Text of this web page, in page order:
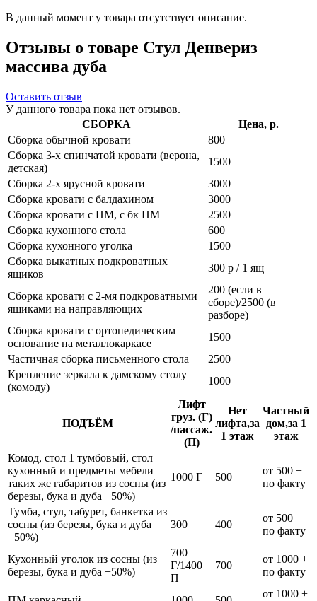
В данный момент у товара отсутствует описание.
Отзывы о товаре Стул Денвериз
массива дуба
Оставить отзыв
У данного товара пока нет отзывов.
СБОРКА
Цена, р.
Сборка обычной кровати
800
Сборка 3-х спинчатой кровати (верона,
детская)
1500
Сборка 2-х ярусной кровати
3000
Сборка кровати с балдахином
3000
Сборка кровати с ПМ, с бк ПМ
2500
Сборка кухонного стола
600
Сборка кухонного уголка
1500
Сборка выкатных подкроватных
ящиков
300 р / 1 ящ
Сборка кровати с 2-мя подкроватными
ящиками на направляющих
200 (если в
сборе)/2500 (в
разборе)
Сборка кровати с ортопедическим
основание на металлокаркасе
1500
Частичная сборка письменного стола
2500
Крепление зеркала к дамскому столу
(комоду)
1000
ПОДЪЁМ
Лифт
груз. (Г)
/пассаж.
(П)
Нет
лифта,за
1 этаж
Частный
дом,за 1
этаж
Комод, стол 1 тумбовый, стол
кухонный и предметы мебели
таких же габаритов из сосны (из
березы, бука и дуба +50%)
1000 Г 500
от 500 +
по факту
Тумба, стул, табурет, банкетка из
сосны (из березы, бука и дуба
+50%)
300 400
от 500 +
по факту
Кухонный уголок из сосны (из
березы, бука и дуба +50%)
700
Г/1400
П
700
от 1000 +
по факту
от 1000 +